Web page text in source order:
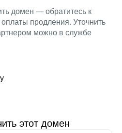
домен — обратитесь к
продления. Уточнить
можно в службе
этот домен